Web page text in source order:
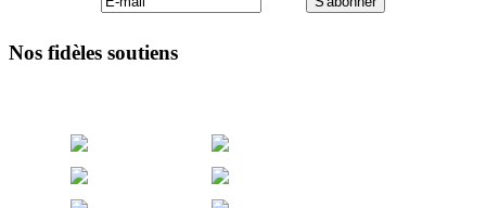
Nos fidèles soutiens